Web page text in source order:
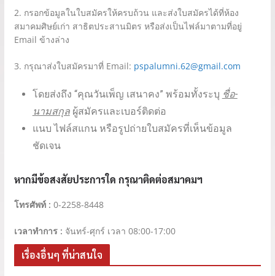
2. กรอกข้อมูลในใบสมัครให้ครบถ้วน และส่งใบสมัครได้ที่ห้อง
สมาคมศิษย์เก่า สาธิตประสานมิตร หรือส่งเป็นไฟล์มาตามที่อยู่
Email ข้างล่าง
3. กรุณาส่งใบสมัครมาที่ Email: pspalumni.62@gmail.com
โดยส่งถึง “คุณวันเพ็ญ เสนาคง” พร้อมทั้งระบุ ชื่อ-
นามสกุลผู้สมัครและเบอร์ติดต่อ
แนบ ไฟล์สแกน หรือรูปถ่ายใบสมัครที่เห็นข้อมูล
ชัดเจน
หากมีข้อสงสัยประการใด กรุณาติดต่อสมาคมฯ
โทรศัพท์: 0-2258-8448
เวลาทำการ : จันทร์-ศุกร์ เวลา 08:00-17:00
เรื่องอื่นๆ ที่น่าสนใจ